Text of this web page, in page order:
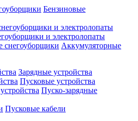
Бензиновые
и электролопаты
Аккумуляторные
Зарядные устройства
Пусковые устройства
Пуско-зарядные
Пусковые кабели